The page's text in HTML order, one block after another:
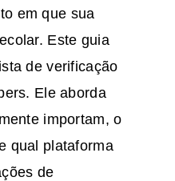
em que sua
Este guia
de verificação
Ele aborda
importam, o
qual plataforma
de